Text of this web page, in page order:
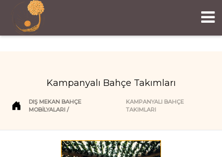
Kampanyalı Bahçe Takımları
DIŞ MEKAN BAHÇE
MOBILYALARI
KAMPANYALI BAHÇE
TAKIMLARI